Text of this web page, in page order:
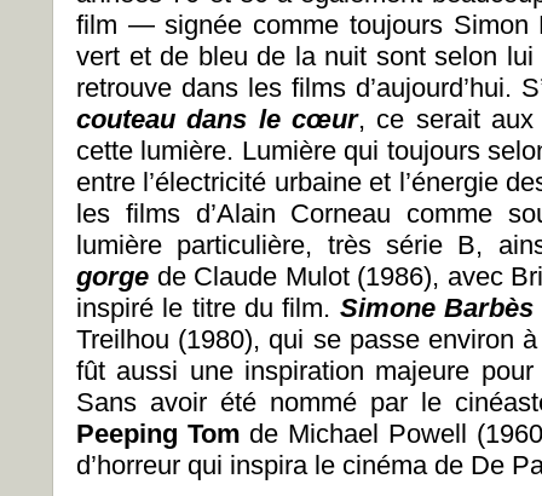
film — signée comme toujours
vert et de bleu de la nuit sont selon lui
retrouve dans les films d’aujourd’hui.
couteau dans le cœur, ce serait aux
cette lumière. Lumière qui toujours
entre l’électricité urbaine et l’énergie
les films d’Alain Corneau comme
lumière particulière, très série B,
gorge de Claude Mulot (1986), avec
inspiré le titre du film. Simone
Treilhou (1980), qui se passe environ
fût aussi une inspiration majeure
Sans avoir été nommé par le
Peeping Tom de Michael Powell
d’horreur qui inspira le cinéma de De